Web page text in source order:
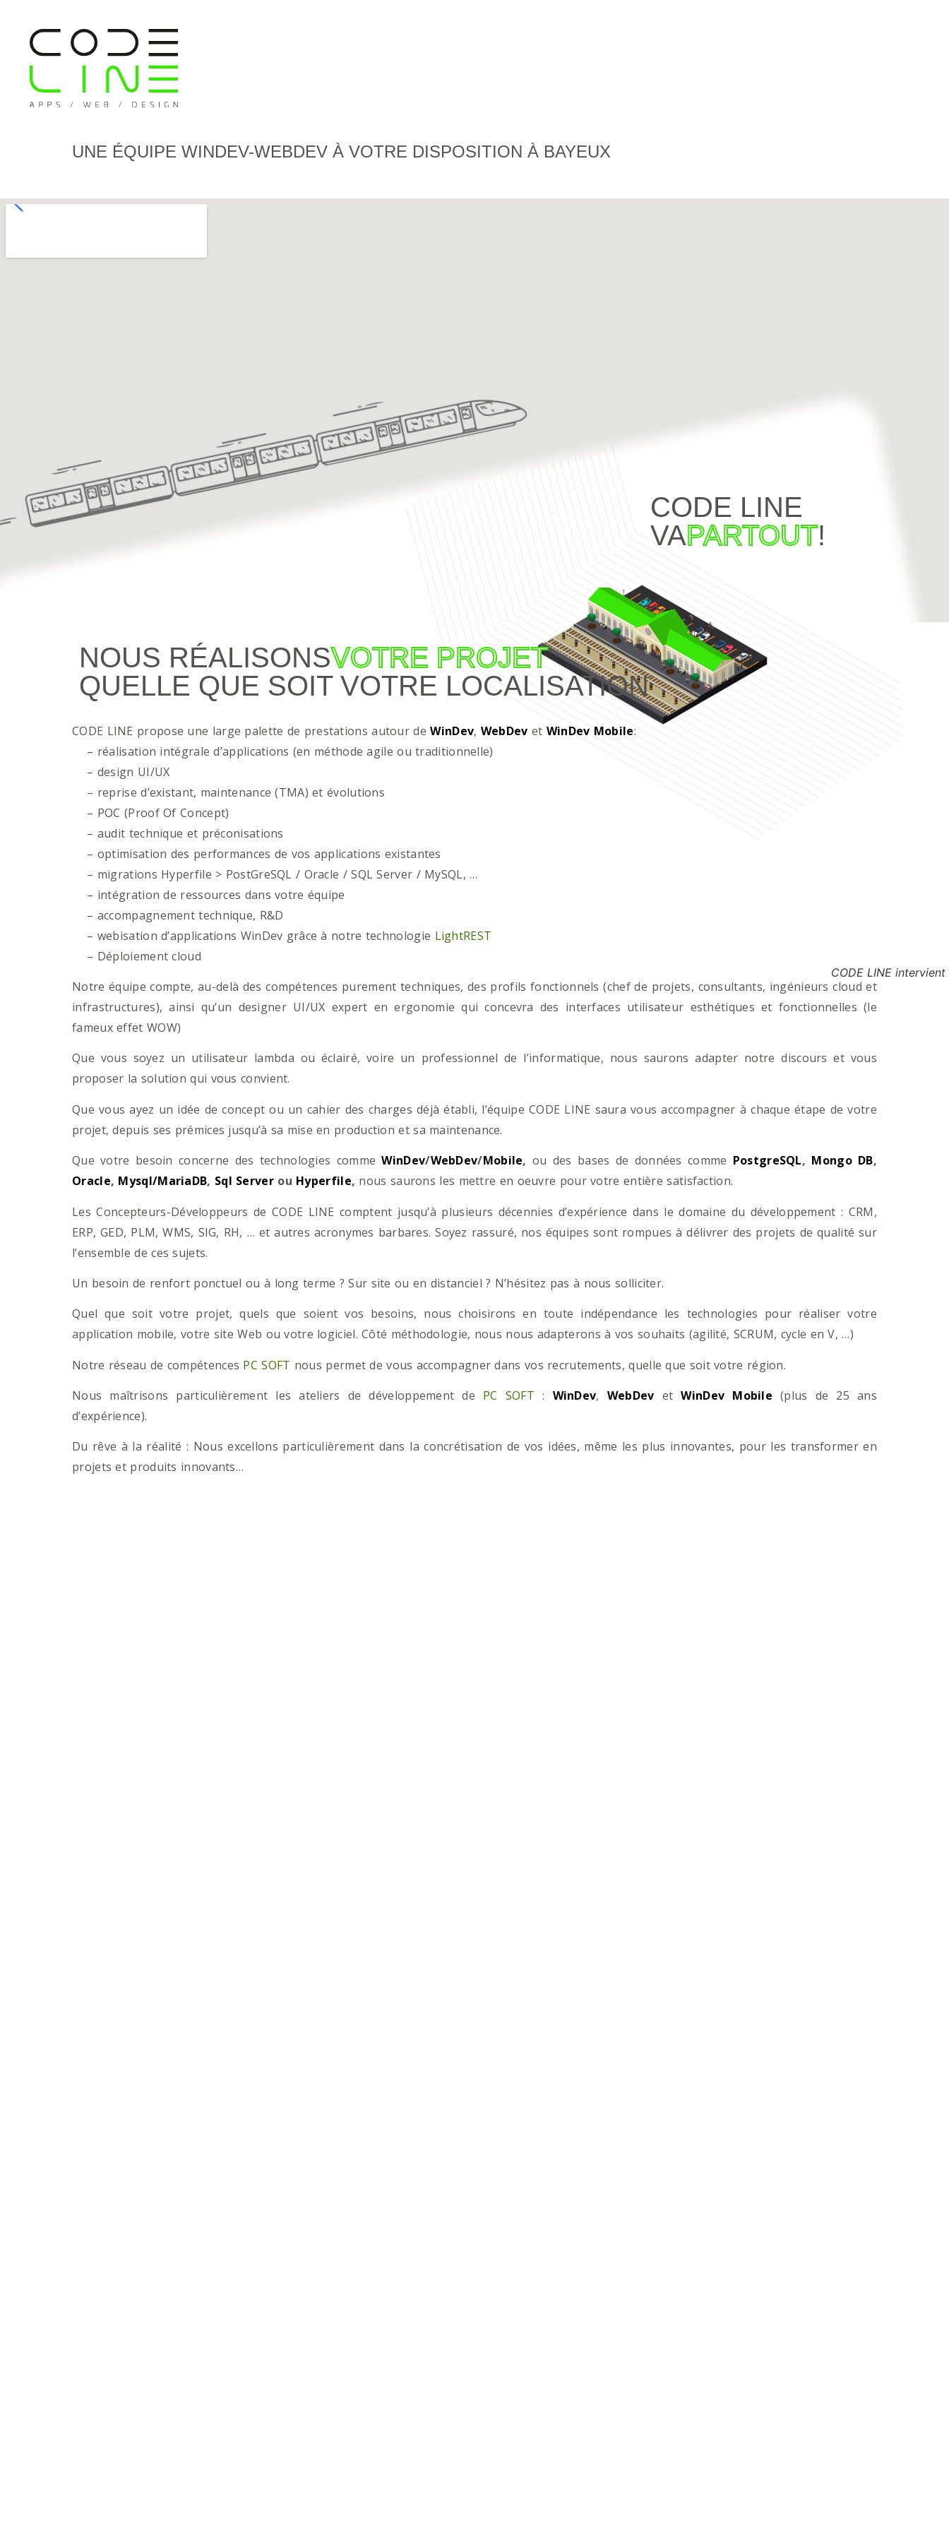
UNE ÉQUIPE WINDEV-WEBDEV À VOTRE DISPOSITION À BAYEUX
CODE LINE
VAPARTOUT!
NOUS RÉALISONSVOTRE PROJET
QUELLE QUE SOIT VOTRE LOCALISATION
CODE LINE propose une large palette de prestations autour deWinDev, WebDev et WinDev Mobile:
– réalisation intégrale d’applications (en méthode agile ou traditionnelle)
– design UI/UX
– reprise d’existant, maintenance (TMA) et évolutions
– POC (Proof Of Concept)
– audit technique et préconisations
– optimisation des performances de vos applications existantes
– migrations Hyperfile > PostGreSQL / Oracle / SQL Server / MySQL, …
– intégration de ressources dans votre équipe
– accompagnement technique, R&D
– webisation d’applications WinDev grâce à notre technologie LightREST
– Déploiement cloud
Notre équipe compte, au-delà des compétences purement techniques, des profils fonctionnels (chef de projets, consultants, ingénieurs cloud et
infrastructures), ainsi qu’un designer UI/UX expert en ergonomie qui concevra des interfaces utilisateur esthétiques et fonctionnelles (le
fameux effet WOW)
Que vous soyez un utilisateur lambda ou éclairé, voire un professionnel de l’informatique, nous saurons adapter notre discours et vous
proposer la solution qui vous convient.
Que vous ayez un idée de concept ou un cahier des charges déjà établi, l’équipe CODE LINE saura vous accompagner à chaque étape de votre
projet, depuis ses prémices jusqu’à sa mise en production et sa maintenance.
Que votre besoin concerne des technologies commeWinDev/WebDev/Mobile, ou des bases de données comme PostgreSQL, Mongo DB,
Oracle, Mysql/MariaDB, Sql Serverou Hyperfile, nous saurons les mettre en oeuvre pour votre entière satisfaction.
Les Concepteurs-Développeurs de CODE LINE comptent jusqu’à plusieurs décennies d’expérience dans le domaine du développement : CRM,
ERP, GED, PLM, WMS, SIG, RH, … et autres acronymes barbares. Soyez rassuré, nos équipes sont rompues à délivrer des projets de qualité sur
l’ensemble de ces sujets.
Un besoin de renfort ponctuel ou à long terme ? Sur site ou en distanciel ? N’hésitez pas à nous solliciter.
Quel que soit votre projet, quels que soient vos besoins, nous choisirons en toute indépendance les technologies pour réaliser votre
application mobile, votre site Web ou votre logiciel. Côté méthodologie, nous nous adapterons à vos souhaits (agilité, SCRUM, cycle en V, …)
Notre réseau de compétences PC SOFT nous permet de vous accompagner dans vos recrutements, quelle que soit votre région.
Nous maîtrisons particulièrement les ateliers de développement de PC SOFT : WinDev, WebDev et WinDev Mobile (plus de 25 ans
d’expérience).
Du rêve à la réalité : Nous excellons particulièrement dans la concrétisation de vos idées, même les plus innovantes, pour les transformer en
projets et produits innovants…
CODE LINE intervient